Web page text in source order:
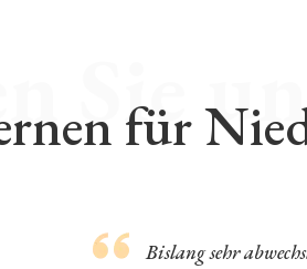
Sie
für
Bislang sehr